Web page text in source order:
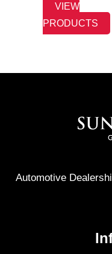
VIEW
PRODUCTS
Automotive